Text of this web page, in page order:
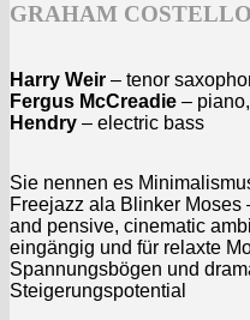
GRAHAM COSTELLO
Harry Weir – tenor
Fergus McCreadie – piano,
Hendry – electric bass
Sie nennen es
Freejazz ala Blinker Moses
and pensive, cinematic
eingängig und für relaxte
Spannungsbögen und
Steigerungspotential